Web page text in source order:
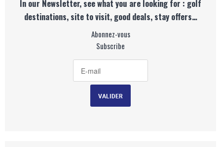
In our Newsletter, see what you are looking for : golf
destinations, site to visit, good deals, stay offers…
Abonnez-vous
Subscribe